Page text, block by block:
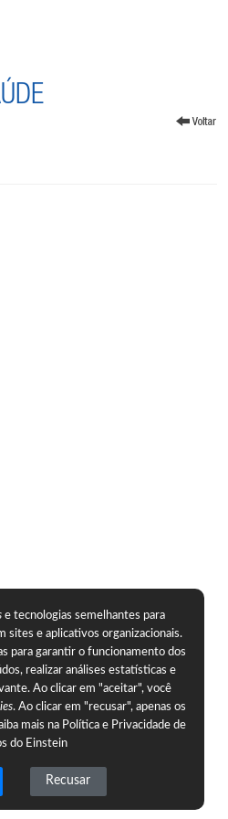
e tecnologias semelhantes para
sites e aplicativos organizacionais.
para garantir o funcionamento dos
realizar análises estatísticas e
Ao clicar em "aceitar", você
. Ao clicar em "recusar", apenas os
mais na Política e Privacidade de
do Einstein
Recusar